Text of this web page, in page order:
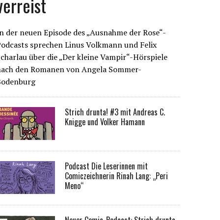
der neuen Episode des „Ausnahme der Rose“-
sprechen Linus Volkmann und Felix
über die „Der kleine Vampir“-Hörspiele
den Romanen von Angela Sommer-
Strich drunta! #3 mit Andreas C.
Knigge und Volker Hamann
Podcast Die Leserinnen mit
Comiczeichnerin Rinah Lang: „Peri
Meno“